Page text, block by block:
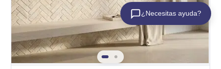
¿Necesitas ayuda?